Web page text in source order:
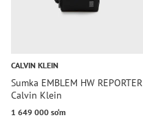
CALVIN KLEIN
Sumka EMBLEM HW REPORTER
Calvin Klein
1 649 000 so‘m